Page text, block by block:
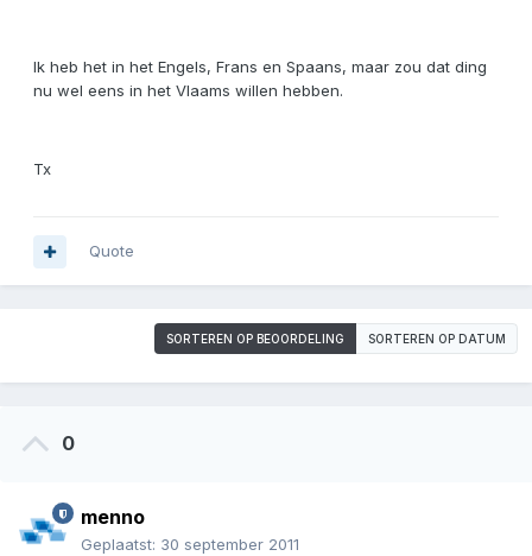
Ik heb het in het Engels, Frans en Spaans, maar zou dat ding
nu wel eens in het Vlaams willen hebben.
Tx
Quote
SORTEREN OP BEOORDELING SORTEREN OP DATUM
0
menno
Geplaatst: 30 september 2011